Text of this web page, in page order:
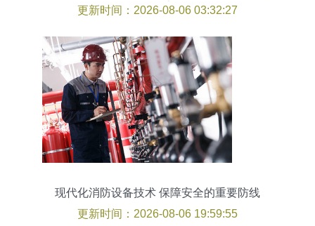
现隐患
更新时间：2026-08-06 03:32:27
现代化消防设备技术 保障安全的重要防线
更新时间：2026-08-06 19:59:55